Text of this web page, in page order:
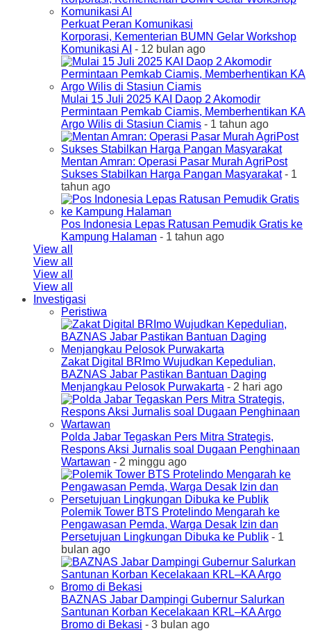
Perkuat Peran Komunikasi
Korporasi, Kementerian BUMN Gelar Workshop
Komunikasi AI - 12 bulan ago
Mulai 15 Juli 2025 KAI Daop 2 Akomodir
Permintaan Pemkab Ciamis, Memberhentikan KA
Argo Wilis di Stasiun Ciamis - 1 tahun ago
Mentan Amran: Operasi Pasar Murah AgriPost
Sukses Stabilkan Harga Pangan Masyarakat- 1
tahun ago
Pos Indonesia Lepas Ratusan Pemudik Gratis ke
Kampung Halaman - 1 tahun ago
View all
View all
View all
View all
Investigasi
Peristiwa
Zakat Digital BRImo Wujudkan Kepedulian,
BAZNAS Jabar Pastikan Bantuan Daging
Menjangkau Pelosok Purwakarta - 2 hari ago
Polda Jabar Tegaskan Pers Mitra Strategis,
Respons Aksi Jurnalis soal Dugaan Penghinaan
Wartawan - 2 minggu ago
Polemik Tower BTS Protelindo Mengarah ke
Pengawasan Pemda, Warga Desak Izin dan
Persetujuan Lingkungan Dibuka ke Publik - 1
bulan ago
BAZNAS Jabar Dampingi Gubernur Salurkan
Santunan Korban Kecelakaan KRL–KA Argo
Bromo di Bekasi - 3 bulan ago